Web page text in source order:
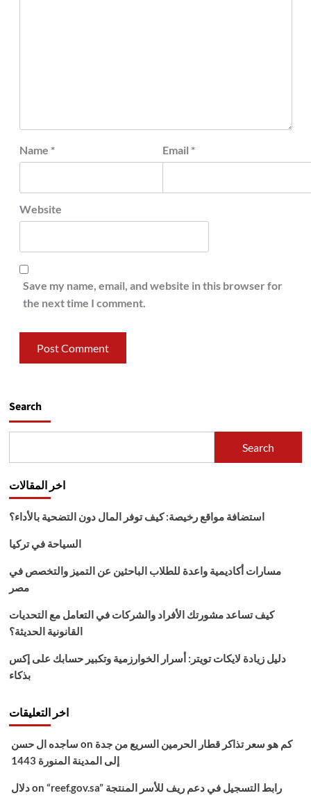
Name * Email *
Website
Save my name, email, and website in this browser for
the next time I comment.
Search
Search
اخر المقالات
استضافة مواقع رخيصة: كيف توفر المال دون التضحية بالأداء؟
السياحة في تركيا
مسارات أكاديمية واعدة للطلاب الباحثين عن التميز والتخصص في
مصر
كيف تساعد مشورتك الأفراد والشركات في التعامل مع التحديات
القانونية الحديثة؟
دليل زيادة لايكات تويتر: أسرار الخوارزمية وتكبير حسابك على إكس
بذكاء
اخر التعليقات
ساجده ال حسن on كم هو سعر تذاكر قطار الحرمين السريع من جدة
إلى المدينة المنورة 1443
دلالon “reef.gov.sa” رابط التسجيل في دعم ريف للأسر المنتجة